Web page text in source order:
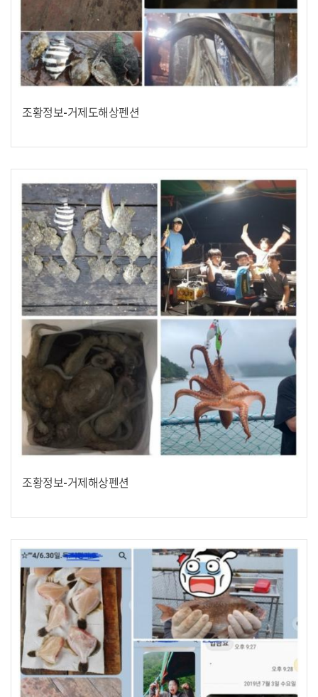
조황정보-거제도해상펜션
조황정보-거제해상펜션